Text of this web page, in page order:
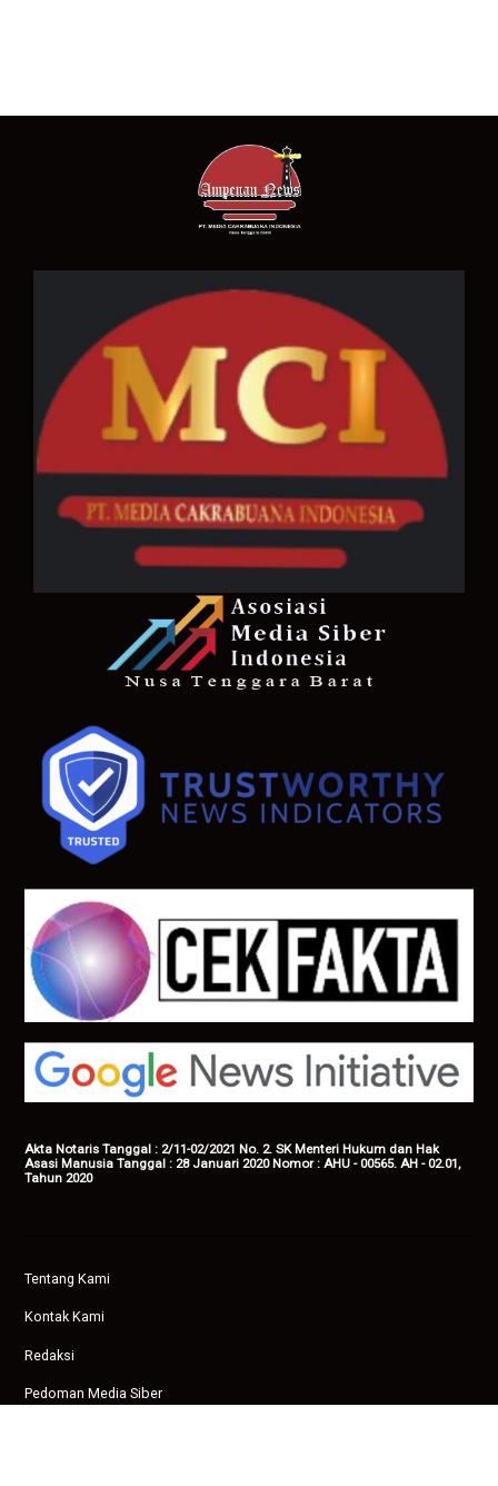
Akta Notaris Tanggal : 2/11-02/2021 No. 2. SK Menteri Hukum dan Hak
Asasi Manusia Tanggal : 28 Januari 2020 Nomor : AHU - 00565. AH - 02.01,
Tahun 2020
Tentang Kami
Kontak Kami
Redaksi
Pedoman Media Siber